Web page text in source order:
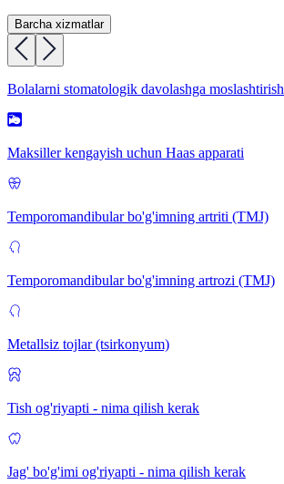
Barcha xizmatlar
Bolalarni stomatologik davolashga moslashtirish
Maksiller kengayish uchun Haas apparati
Temporomandibular bo'g'imning artriti (TMJ)
Temporomandibular bo'g'imning artrozi (TMJ)
Metallsiz tojlar (tsirkonyum)
Tish og'riyapti - nima qilish kerak
Jag' bo'g'imi og'riyapti - nima qilish kerak